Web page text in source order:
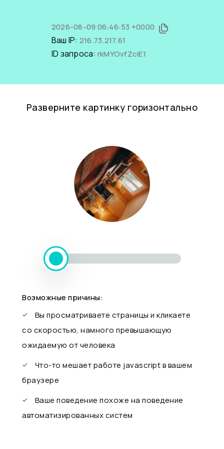
2026-08-09 06:46:53 +0000
Ваш IP: 216.73.217.61
ID запроса: rkMYOvfZciE1
Разверните картинку горизонтально
Возможные причины:
Вы просматриваете страницы и кликаете
со скоростью, намного превышающую
ожидаемую от человека
Что-то мешает работе javascript в вашем
браузере
Ваше поведение похоже на поведение
автоматизированных систем